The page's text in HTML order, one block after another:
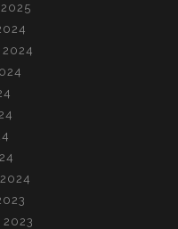
2024
2023